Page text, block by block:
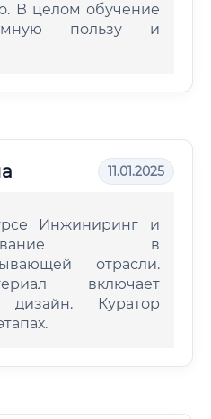
В целом обучение
пользу и
11.01.2025
Инжиниринг и
в
отрасли.
включает
Куратор